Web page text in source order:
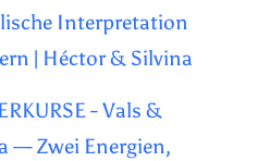
Interpretation
| Héctor & Silvina
- Vals &
— Zwei Energien,